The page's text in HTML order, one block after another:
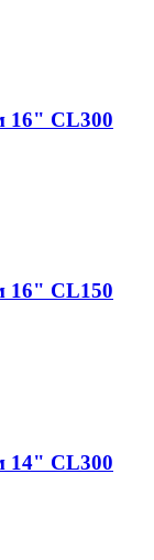
16" CL300
16" CL150
14" CL300